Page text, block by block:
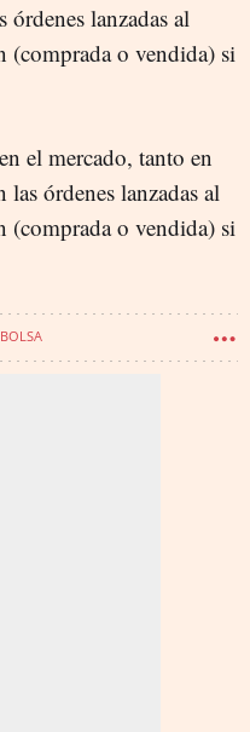
órdenes lanzadas al
(comprada o vendida) si
el mercado, tanto en
las órdenes lanzadas al
(comprada o vendida) si